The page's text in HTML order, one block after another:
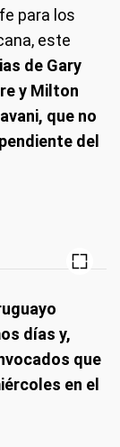
para los
este
de Gary
y Milton
que no
del
días y,
que
en el